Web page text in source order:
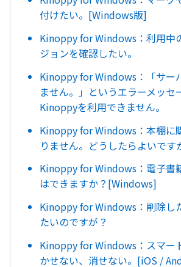
付けたい。[Windows版]
Kinoppy for Windows：利用中
ジョンを確認したい。
Kinoppy for Windows：「サー
ません。」というエラーメッセ
Kinoppyを利用できません。
Kinoppy for Windows：本棚に
りません。どうしたらよいで
Kinoppy for Windows：電子書
はできますか？[Windows]
Kinoppy for Windows：削除し
たいのですが？
Kinoppy for Windows：スマー
かせない、消せない。[iOS /